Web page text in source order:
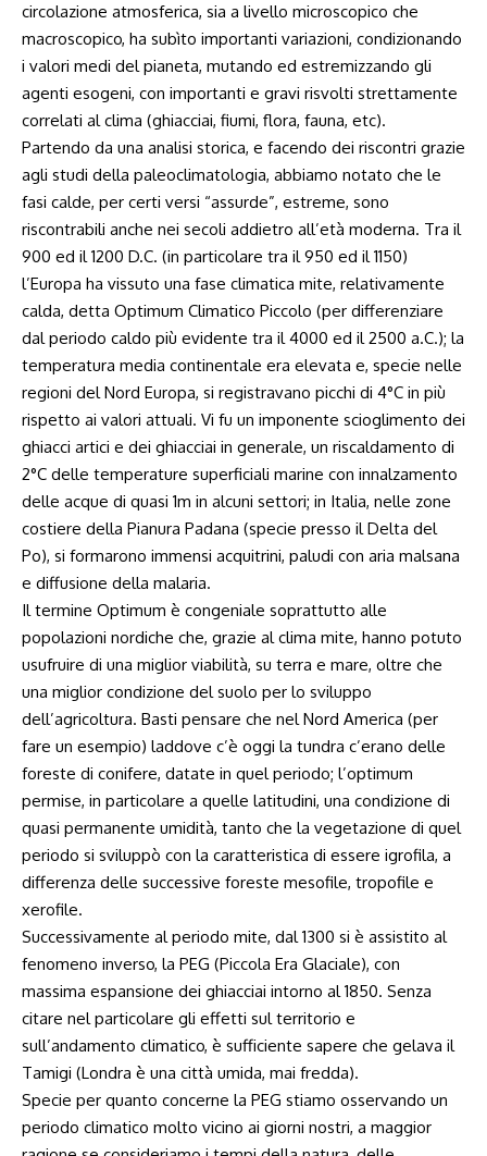
circolazione atmosferica, sia a livello microscopico che
macroscopico, ha subìto importanti variazioni, condizionando
i valori medi del pianeta, mutando ed estremizzando gli
agenti esogeni, con importanti e gravi risvolti strettamente
correlati al clima (ghiacciai, fiumi, flora, fauna, etc).
Partendo da una analisi storica, e facendo dei riscontri grazie
agli studi della paleoclimatologia, abbiamo notato che le
fasi calde, per certi versi “assurde”, estreme, sono
riscontrabili anche nei secoli addietro all’età moderna. Tra il
900 ed il 1200 D.C. (in particolare tra il 950 ed il 1150)
l’Europa ha vissuto una fase climatica mite, relativamente
calda, detta Optimum Climatico Piccolo (per differenziare
dal periodo caldo più evidente tra il 4000 ed il 2500 a.C.); la
temperatura media continentale era elevata e, specie nelle
regioni del Nord Europa, si registravano picchi di 4°C in più
rispetto ai valori attuali. Vi fu un imponente scioglimento dei
ghiacci artici e dei ghiacciai in generale, un riscaldamento di
2°C delle temperature superficiali marine con innalzamento
delle acque di quasi 1m in alcuni settori; in Italia, nelle zone
costiere della Pianura Padana (specie presso il Delta del
Po), si formarono immensi acquitrini, paludi con aria malsana
e diffusione della malaria.
Il termine Optimum è congeniale soprattutto alle
popolazioni nordiche che, grazie al clima mite, hanno potuto
usufruire di una miglior viabilità, su terra e mare, oltre che
una miglior condizione del suolo per lo sviluppo
dell’agricoltura. Basti pensare che nel Nord America (per
fare un esempio) laddove c’è oggi la tundra c’erano delle
foreste di conifere, datate in quel periodo; l’optimum
permise, in particolare a quelle latitudini, una condizione di
quasi permanente umidità, tanto che la vegetazione di quel
periodo si sviluppò con la caratteristica di essere igrofila, a
differenza delle successive foreste mesofile, tropofile e
xerofile.
Successivamente al periodo mite, dal 1300 si è assistito al
fenomeno inverso, la PEG (Piccola Era Glaciale), con
massima espansione dei ghiacciai intorno al 1850. Senza
citare nel particolare gli effetti sul territorio e
sull’andamento climatico, è sufficiente sapere che gelava il
Tamigi (Londra è una città umida, mai fredda).
Specie per quanto concerne la PEG stiamo osservando un
periodo climatico molto vicino ai giorni nostri, a maggior